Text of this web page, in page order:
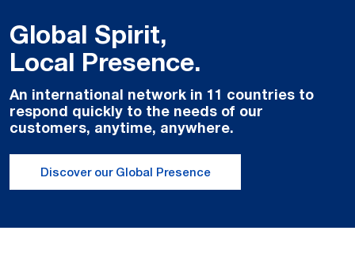
Global Spirit,
Local Presence.
An international network in 11 countries to
respond quickly to the needs of our
customers, anytime, anywhere.
Discover our Global Presence